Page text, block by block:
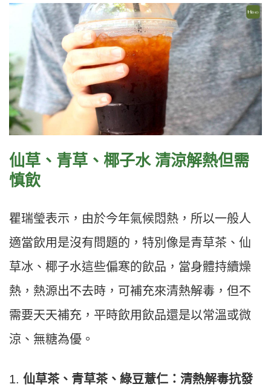
仙草、青草、椰子水 清涼解熱但需
慎飲
瞿瑞瑩表示，由於今年氣候悶熱，所以一般人
適當飲用是沒有問題的，特別像是青草茶、仙
草冰、椰子水這些偏寒的飲品，當身體持續燥
熱，熱源出不去時，可補充來清熱解毒，但不
需要天天補充，平時飲用飲品還是以常溫或微
涼、無糖為優。
1. 仙草茶、青草茶、綠豆薏仁：清熱解毒抗發